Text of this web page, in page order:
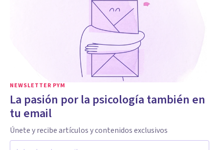
NEWSLETTER PYM
La pasión por la psicología también en
tu email
Únete y recibe artículos y contenidos exclusivos